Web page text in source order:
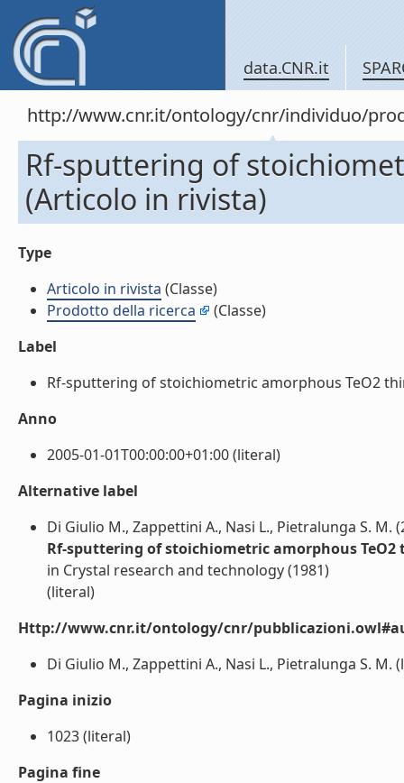
data.CNR.it
http://www.cnr.it/ontology/cnr/individuo/
Rf-sputtering of
(Articolo in rivista)
Type
Articolo in rivista (Classe)
Prodotto della ricerca
(Classe)
Label
Rf-sputtering of stoichiometric amorphous TeO2
Anno
2005-01-01T00:00:00+01:00 (literal)
Alternative label
Di Giulio M., Zappettini A., Nasi L., Pietralunga S. M.
Rf-sputtering of stoichiometric amorphous
in Crystal research and technology (1981)
(literal)
Http://www.cnr.it/ontology/cnr/
Di Giulio M., Zappettini A., Nasi L., Pietralunga S. M.
Pagina inizio
1023 (literal)
Pagina fine